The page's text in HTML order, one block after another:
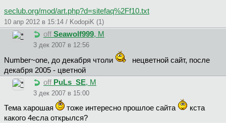
seclub.org/mod/art.php?d=sitefaq%2Ff10.txt
10 апр 2012 в 15:14 / KodopiK (1)
off Seawolf999, М
3 дек 2007 в 12:56
Number~one, до декабря чтоли
нецветной сайт, после
декабря 2005 - цветной
off PuLs_SE, М
3 дек 2007 в 15:00
Тема харошая тоже интересно прошлое сайта
кста
какого 4есла открылся?